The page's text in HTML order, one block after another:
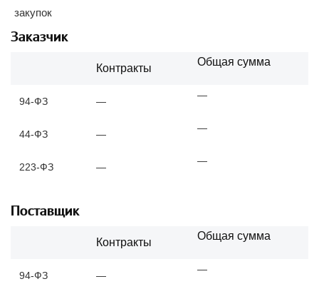
закупок
Заказчик
Контракты
Общая сумма
94-ФЗ —
—
44-ФЗ —
—
223-ФЗ —
—
Поставщик
Контракты
Общая сумма
94-ФЗ —
—